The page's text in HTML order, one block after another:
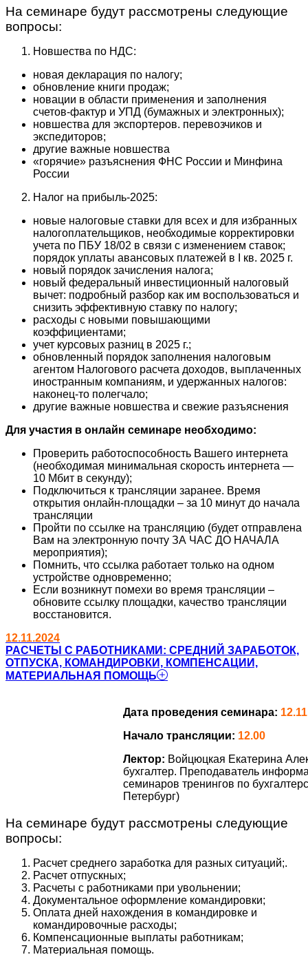
На семинаре будут рассмотрены следующие
вопросы:
Новшества по НДС:
новая декларация по налогу;
обновление книги продаж;
новации в области применения и заполнения
счетов-фактур и УПД (бумажных и электронных);
новшества для экспортеров. перевозчиков и
экспедиторов;
другие важные новшества
«горячие» разъяснения ФНС России и Минфина
России
Налог на прибыль-2025:
новые налоговые ставки для всех и для избранных
налогоплательщиков, необходимые корректировки
учета по ПБУ 18/02 в связи с изменением ставок;
порядок уплаты авансовых платежей в I кв. 2025 г.
новый порядок зачисления налога;
новый федеральный инвестиционный налоговый
вычет: подробный разбор как им воспользоваться и
снизить эффективную ставку по налогу;
расходы с новыми повышающими
коэффициентами;
учет курсовых разниц в 2025 г.;
обновленный порядок заполнения налоговым
агентом Налогового расчета доходов, выплаченных
иностранным компаниям, и удержанных налогов:
наконец-то полегчало;
другие важные новшества и свежие разъяснения
Для участия в онлайн семинаре необходимо:
Проверить работоспособность Вашего интернета
(необходимая минимальная скорость интернета —
10 Мбит в секунду);
Подключиться к трансляции заранее. Время
открытия онлайн-площадки – за 10 минут до начала
трансляции
Пройти по ссылке на трансляцию (будет отправлена
Вам на электронную почту ЗА ЧАС ДО НАЧАЛА
мероприятия);
Помнить, что ссылка работает только на одном
устройстве одновременно;
Если возникнут помехи во время трансляции –
обновите ссылку площадки, качество трансляции
восстановится.
12.11.2024
РАСЧЕТЫ С РАБОТНИКАМИ: СРЕДНИЙ ЗАРАБОТОК,
ОТПУСКА, КОМАНДИРОВКИ, КОМПЕНСАЦИИ,
МАТЕРИАЛЬНАЯ ПОМОЩЬ
Дата проведения семинара:
Начало трансляции: 12.00
Лектор: Войцюцкая Екатерина
бухгалтер. Преподаватель
семинаров тренингов по
Петербург)
На семинаре будут рассмотрены следующие
вопросы:
Расчет среднего заработка для разных ситуаций;.
Расчет отпускных;
Расчеты с работниками при увольнении;
Документальное оформление командировки;
Оплата дней нахождения в командировке и
командировочные расходы;
Компенсационные выплаты работникам;
Материальная помощь.